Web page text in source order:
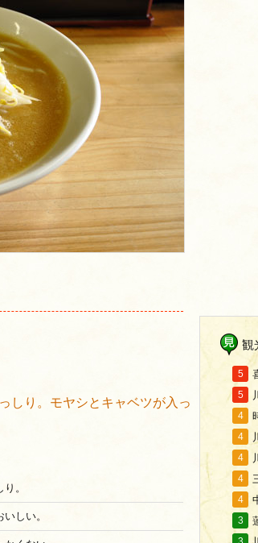
しり。モヤシとキャベツが入っ
。
しい。
観
5
5
4
4
4
4
4
3